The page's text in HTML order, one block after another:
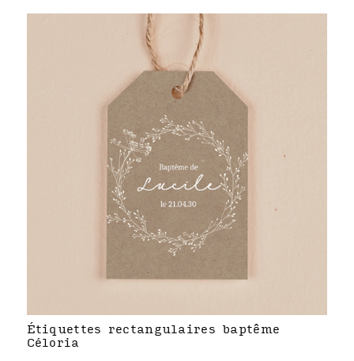
Étiquettes rectangulaires baptême
Céloria